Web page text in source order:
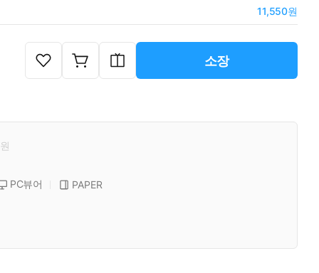
11,550원
소장
PC뷰어 PAPER